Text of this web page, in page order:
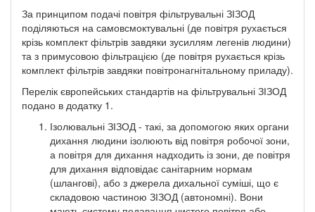
За принципом подачі повітря фільтрувальні ЗІЗОД
поділяються на самовсмоктувальні (де повітря рухається
крізь комплект фільтрів завдяки зусиллям легенів людини)
та з примусовою фільтрацією (де повітря рухається крізь
комплект фільтрів завдяки повітронагнітальному приладу).
Перелік європейських стандартів на фільтрувальні ЗІЗОД
подано в додатку 1.
Ізолювальні ЗІЗОД - такі, за допомогою яких органи
дихання людини ізолюють від повітря робочої зони,
а повітря для дихання надходить із зони, де повітря
для дихання відповідає санітарним нормам
(шлангові), або з джерела дихальної суміші, що є
складовою частиною ЗІЗОД (автономні). Вони